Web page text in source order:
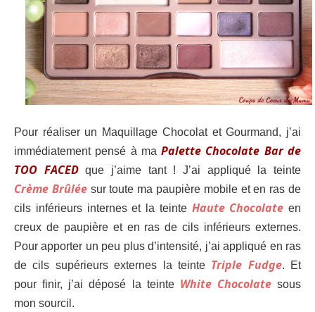
Pour réaliser un Maquillage Chocolat et Gourmand, j’ai
immédiatement pensé à maPalette Chocolate Bar de
TOO FACEDque j’aime tant ! J’ai appliqué la teinte
Crème Brûléesur toute ma paupière mobile et en ras de
cils inférieurs internes et la teinte Haute Chocolate en
creux de paupière et en ras de cils inférieurs externes.
Pour apporter un peu plus d’intensité, j’ai appliqué en ras
de cils supérieurs externes la teinte Triple Fudge. Et
pour finir, j’ai déposé la teinte White Chocolatesous
mon sourcil.